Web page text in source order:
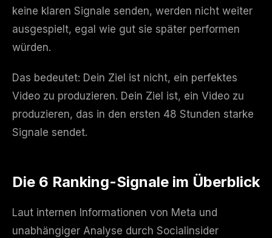
keine klaren Signale senden, werden nicht weiter
ausgespielt, egal wie gut sie später performen
würden.
Das bedeutet: Dein Ziel ist nicht, ein perfektes
Video zu produzieren. Dein Ziel ist, ein Video zu
produzieren, das in den ersten 48 Stunden starke
Signale sendet.
Die 6 Ranking-Signale im Überblick
Laut internen Informationen von Meta und
unabhängiger Analyse durch Socialinsider